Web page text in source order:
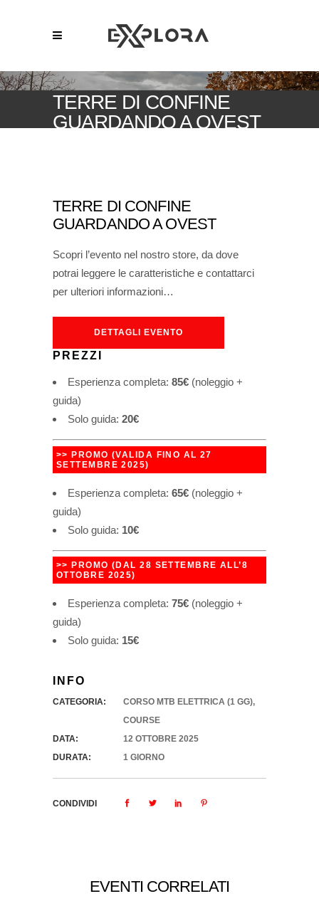
TERRE DI CONFINE
GUARDANDO A OVEST
TERRE DI CONFINE
GUARDANDO A OVEST
Scopri l’evento nel nostro store, da dove
potrai leggere le caratteristiche e contattarci
per ulteriori informazioni…
DETTAGLI EVENTO
PREZZI
Esperienza completa: 85€ (noleggio +
guida)
Solo guida: 20€
>> PROMO (VALIDA FINO AL 27
SETTEMBRE 2025)
Esperienza completa: 65€ (noleggio +
guida)
Solo guida: 10€
>> PROMO ( DAL 28 SETTEMBRE ALL’8
OTTOBRE 2025)
Esperienza completa: 75€ (noleggio +
guida)
Solo guida: 15€
INFO
CATEGORIA: CORSO MTB ELETTRICA (1 GG),
COURSE
DATA:
12 OTTOBRE 2025
DURATA:
1 GIORNO
CONDIVIDI
EVENTI CORRELATI